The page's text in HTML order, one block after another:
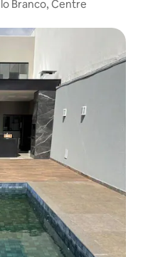
Branco, Centre